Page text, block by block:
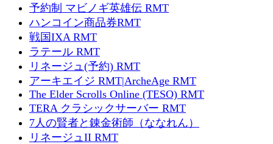
予約制 マビノギ英雄伝 RMT
ハンコイン商品券RMT
戦国IXA RMT
ラテール RMT
リネージュ(予約) RMT
アーキエイジ RMT|ArcheAge RMT
The Elder Scrolls Online (TESO) RMT
TERA クラシックサーバー RMT
7人の賢者と錬金術師（ななれん）
リネージュII RMT